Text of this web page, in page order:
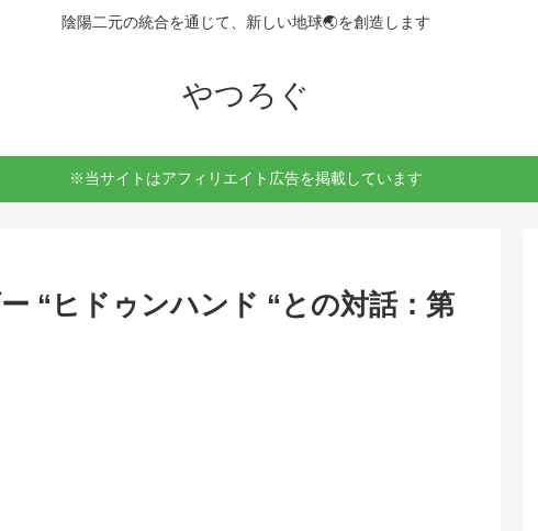
陰陽二元の統合を通じて、新しい地球🌏を創造します
やつろぐ
※当サイトはアフィリエイト広告を掲載しています
“ヒドゥンハンド “との対話：第